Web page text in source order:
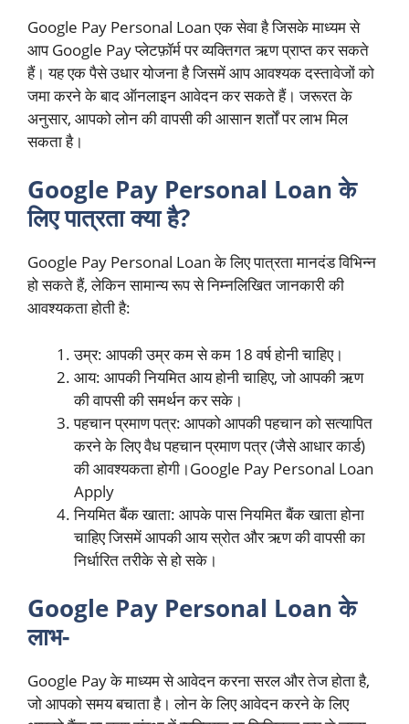
Google Pay Personal Loan एक सेवा है जिसके माध्यम से
आप Google Pay प्लेटफ़ॉर्म पर व्यक्तिगत ऋण प्राप्त कर सकते
हैं। यह एक पैसे उधार योजना है जिसमें आप आवश्यक दस्तावेजों को
जमा करने के बाद ऑनलाइन आवेदन कर सकते हैं। जरूरत के
अनुसार, आपको लोन की वापसी की आसान शर्तों पर लाभ मिल
सकता है।
Google Pay Personal Loan के
लिए पात्रता क्या है?
Google Pay Personal Loan के लिए पात्रता मानदंड विभिन्न
हो सकते हैं, लेकिन सामान्य रूप से निम्नलिखित जानकारी की
आवश्यकता होती है:
उम्र: आपकी उम्र कम से कम 18 वर्ष होनी चाहिए।
आय: आपकी नियमित आय होनी चाहिए, जो आपकी ऋण
की वापसी की समर्थन कर सके।
पहचान प्रमाण पत्र: आपको आपकी पहचान को सत्यापित
करने के लिए वैध पहचान प्रमाण पत्र (जैसे आधार कार्ड)
की आवश्यकता होगी।Google Pay Personal Loan
Apply
नियमित बैंक खाता: आपके पास नियमित बैंक खाता होना
चाहिए जिसमें आपकी आय स्रोत और ऋण की वापसी का
निर्धारित तरीके से हो सके।
Google Pay Personal Loan के
लाभ-
Google Pay के माध्यम से आवेदन करना सरल और तेज होता है,
जो आपको समय बचाता है। लोन के लिए आवेदन करने के लिए